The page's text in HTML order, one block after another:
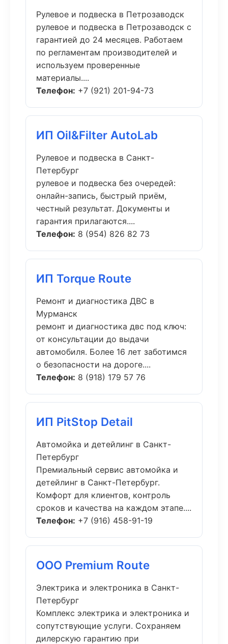
Рулевое и подвеска в Петрозаводск
рулевое и подвеска в Петрозаводск с
гарантией до 24 месяцев. Работаем
по регламентам производителей и
используем проверенные
материалы....
Телефон: +7 (921) 201-94-73
ИП Oil&Filter AutoLab
Рулевое и подвеска в Санкт-
Петербург
рулевое и подвеска без очередей:
онлайн-запись, быстрый приём,
честный результат. Документы и
гарантия прилагаются....
Телефон: 8 (954) 826 82 73
ИП Torque Route
Ремонт и диагностика ДВС в
Мурманск
ремонт и диагностика двс под ключ:
от консультации до выдачи
автомобиля. Более 16 лет заботимся
о безопасности на дороге....
Телефон: 8 (918) 179 57 76
ИП PitStop Detail
Автомойка и детейлинг в Санкт-
Петербург
Премиальный сервис автомойка и
детейлинг в Санкт-Петербург.
Комфорт для клиентов, контроль
сроков и качества на каждом этапе....
Телефон: +7 (916) 458-91-19
ООО Premium Route
Электрика и электроника в Санкт-
Петербург
Комплекс электрика и электроника и
сопутствующие услуги. Сохраняем
дилерскую гарантию при